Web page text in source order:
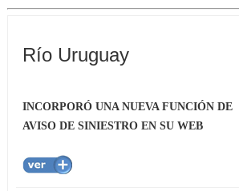
Río Uruguay
INCORPORÓ UNA NUEVA FUNCIÓN DE
AVISO DE SINIESTRO EN SU WEB